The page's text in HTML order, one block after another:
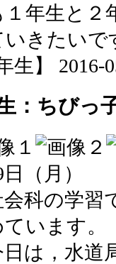
１年生と２
いきたいで
生】 2016-
：ちびっ
（月）
科の学習
います。
は，水道